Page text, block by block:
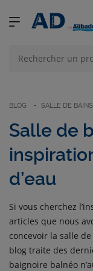
NOS CATÉGORIES
BLOG SALLE DE BAINS
Salle de
d’eau
Si vous cherchez
articles que nous
concevoir la salle
blog traite des
baignoire balnéo